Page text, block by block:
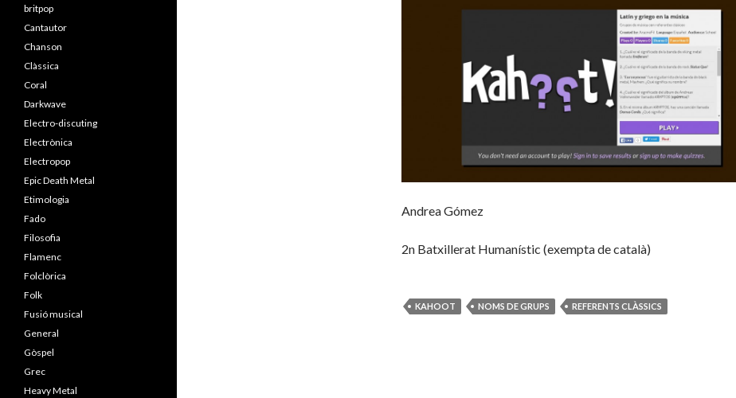
Andrea Gómez
2n Batxillerat Humanístic (exempta de català)
KAHOOT NOMS DE GRUPS REFERENTS CLÀSSICS
britpop
Cantautor
Chanson
Clàssica
Coral
Darkwave
Electro-discuting
Electrònica
Electropop
Epic Death Metal
Etimologia
Fado
Filosofia
Flamenc
Folclòrica
Folk
Fusió musical
General
Gòspel
Grec
Heavy Metal